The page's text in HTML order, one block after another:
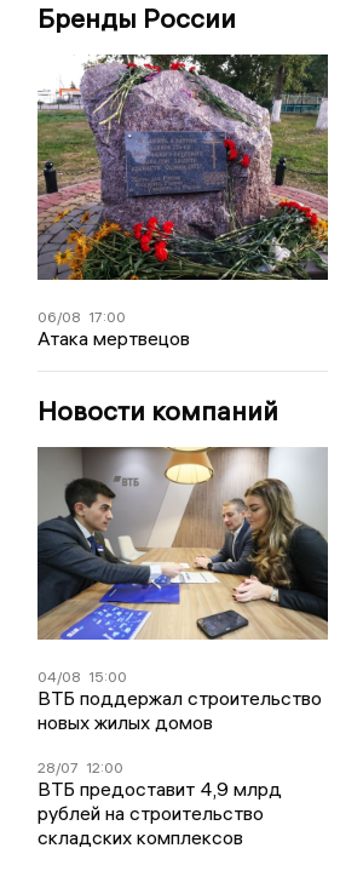
Бренды России
06/08 17:00
Атака мертвецов
Новости компаний
04/08 15:00
ВТБ поддержал строительство
новых жилых домов
28/07 12:00
ВТБ предоставит 4,9 млрд
рублей на строительство
складских комплексов